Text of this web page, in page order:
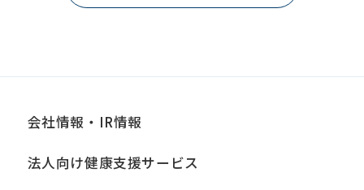
会社情報・IR情報
法人向け健康支援サービス